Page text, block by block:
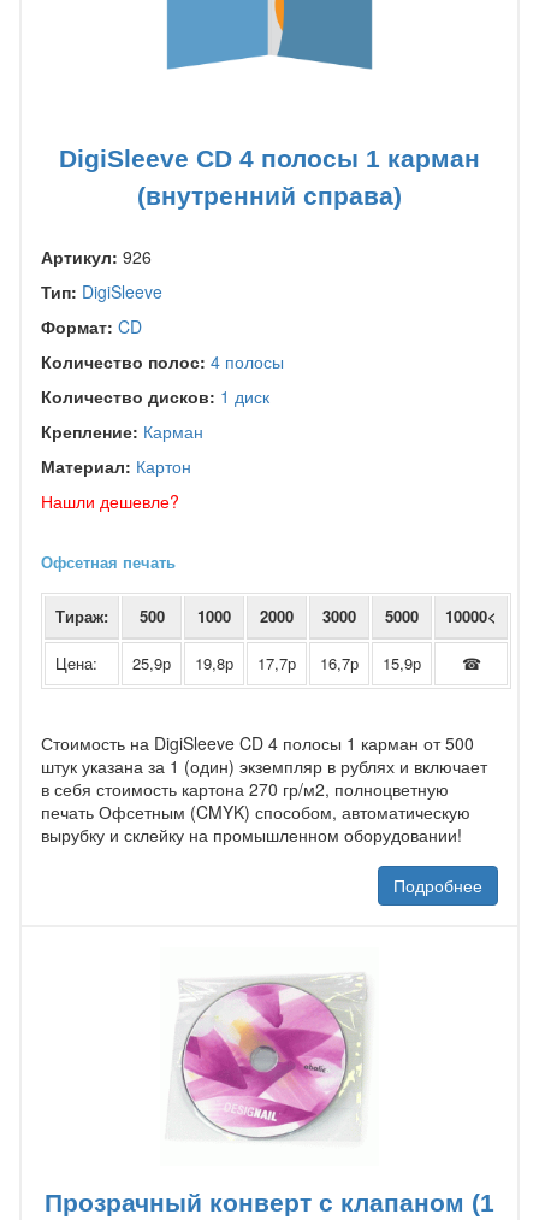
DigiSleeve CD 4 полосы 1 карман
(внутренний справа)
Артикул: 926
Тип: DigiSleeve
Формат: CD
Количество полос: 4 полосы
Количество дисков: 1 диск
Крепление: Карман
Материал: Картон
Нашли дешевле?
Офсетная печать
Тираж: 500 1000 2000 3000 5000 10000<
Цена: 25,9р 19,8р 17,7р 16,7р 15,9р ☎
Стоимость на DigiSleeve CD 4 полосы 1 карман от 500
штук указана за 1 (один) экземпляр в рублях и включает
в себя стоимость картона 270 гр/м2, полноцветную
печать Офсетным (CMYK) способом, автоматическую
вырубку и склейку на промышленном оборудовании!
Подробнее
Прозрачный конверт с клапаном (1